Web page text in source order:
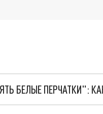
БЕЛЫЕ ПЕРЧАТКИ":